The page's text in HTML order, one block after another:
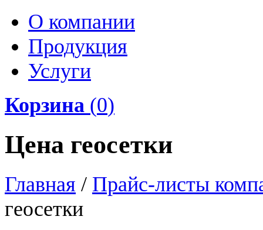
О компании
Продукция
Услуги
Корзина (0)
Цена геосетки
Главная / Прайс-листы
геосетки